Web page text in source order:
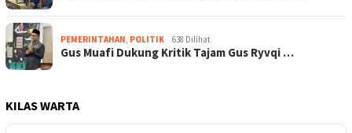
PEMERINTAHAN POLITIK 638 Dilihat
Gus Muafi Dukung Kritik Tajam Gus Ryvqi …
KILAS WARTA